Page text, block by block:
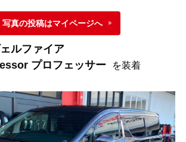
写真の投稿はマイページへ
ルファイア
プロフェッサー
を装着